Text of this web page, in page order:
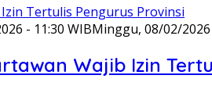
- 11:30 WIBMinggu, 08/02/2026
Wajib Izin